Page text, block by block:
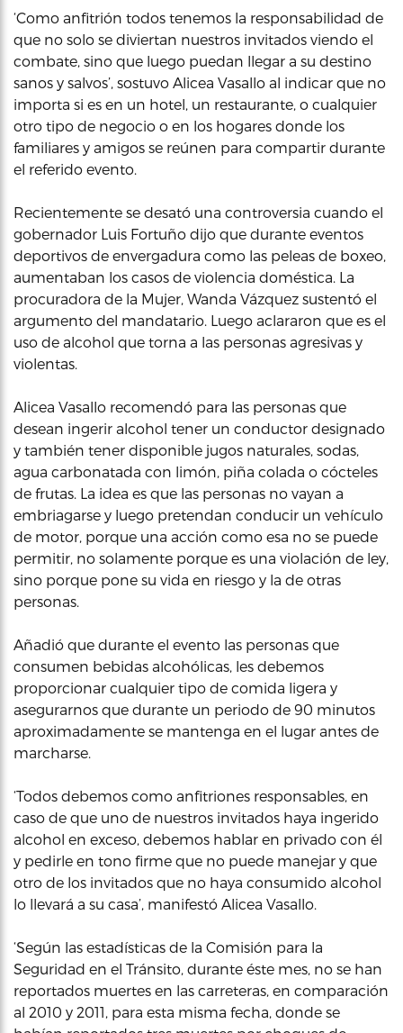
‘Como anfitrión todos tenemos la responsabilidad de
que no solo se diviertan nuestros invitados viendo el
combate, sino que luego puedan llegar a su destino
sanos y salvos’, sostuvo Alicea Vasallo al indicar que no
importa si es en un hotel, un restaurante, o cualquier
otro tipo de negocio o en los hogares donde los
familiares y amigos se reúnen para compartir durante
el referido evento.
Recientemente se desató una controversia cuando el
gobernador Luis Fortuño dijo que durante eventos
deportivos de envergadura como las peleas de boxeo,
aumentaban los casos de violencia doméstica. La
procuradora de la Mujer, Wanda Vázquez sustentó el
argumento del mandatario. Luego aclararon que es el
uso de alcohol que torna a las personas agresivas y
violentas.
Alicea Vasallo recomendó para las personas que
desean ingerir alcohol tener un conductor designado
y también tener disponible jugos naturales, sodas,
agua carbonatada con limón, piña colada o cócteles
de frutas. La idea es que las personas no vayan a
embriagarse y luego pretendan conducir un vehículo
de motor, porque una acción como esa no se puede
permitir, no solamente porque es una violación de ley,
sino porque pone su vida en riesgo y la de otras
personas.
Añadió que durante el evento las personas que
consumen bebidas alcohólicas, les debemos
proporcionar cualquier tipo de comida ligera y
asegurarnos que durante un periodo de 90 minutos
aproximadamente se mantenga en el lugar antes de
marcharse.
‘Todos debemos como anfitriones responsables, en
caso de que uno de nuestros invitados haya ingerido
alcohol en exceso, debemos hablar en privado con él
y pedirle en tono firme que no puede manejar y que
otro de los invitados que no haya consumido alcohol
lo llevará a su casa’, manifestó Alicea Vasallo.
‘Según las estadísticas de la Comisión para la
Seguridad en el Tránsito, durante éste mes, no se han
reportados muertes en las carreteras, en comparación
al 2010 y 2011, para esta misma fecha, donde se